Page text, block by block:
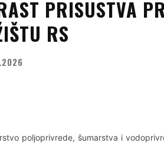
PRISUSTVA
RS
poljoprivrede, šumarstva i